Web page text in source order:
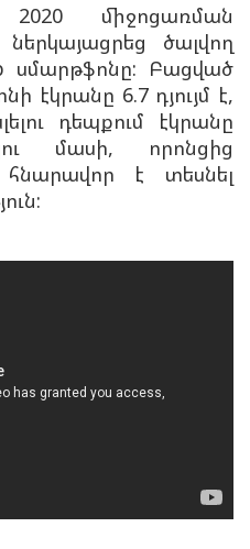
2020 միջոցառման
ծալվող
սմարթֆոնը: Բացված
էկրանը 6.7 դյույմ է,
դեպքում էկրանը
մասի, որոնցից
հնարավոր է տեսնել